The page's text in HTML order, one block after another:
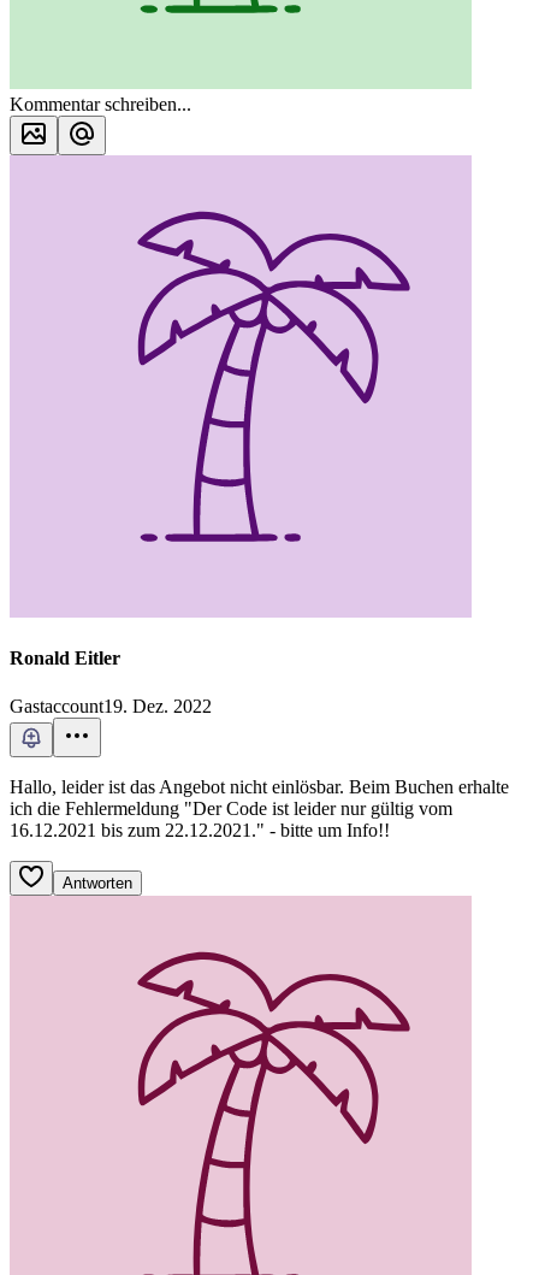
Kommentar schreiben...
Ronald Eitler
Gastaccount19. Dez. 2022
Hallo, leider ist das Angebot nicht einlösbar. Beim Buchen erhalte
ich die Fehlermeldung "Der Code ist leider nur gültig vom
16.12.2021 bis zum 22.12.2021." - bitte um Info!!
Antworten